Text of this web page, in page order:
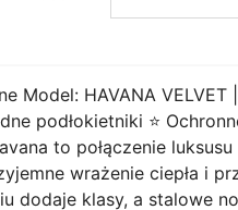
Model: HAVANA
podłokietniki ⭐️
to połączenie
wrażenie ciepła i
dodaje klasy, a stalowe